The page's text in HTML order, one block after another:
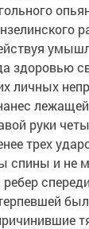
здоровью
личных
руки
трех
спины и не